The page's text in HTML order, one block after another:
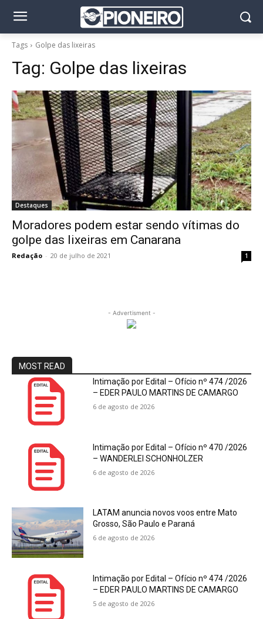
Tags Golpe das lixeiras
Tag: Golpe das lixeiras
Destaques
Moradores podem estar sendo vítimas do
golpe das lixeiras em Canarana
Redação - 20 de julho de 2021 1
- Advertisment -
MOST READ
Intimação por Edital – Ofício nº 474 /2026
– EDER PAULO MARTINS DE CAMARGO
6 de agosto de 2026
Intimação por Edital – Ofício nº 470 /2026
– WANDERLEI SCHONHOLZER
6 de agosto de 2026
LATAM anuncia novos voos entre Mato
Grosso, São Paulo e Paraná
6 de agosto de 2026
Intimação por Edital – Ofício nº 474 /2026
– EDER PAULO MARTINS DE CAMARGO
5 de agosto de 2026